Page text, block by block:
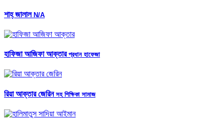
শাহ্ জালাল N/A
হাফিজা আজিফা আক্তার প্রধান হাফেজা
রিয়া আক্তার জেরিন সহ শিক্ষিকা সামাজ